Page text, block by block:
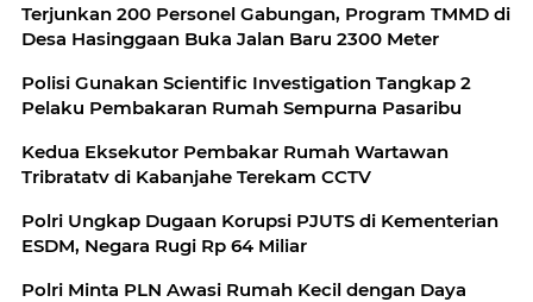
Terjunkan 200 Personel Gabungan, Program TMMD di
Desa Hasinggaan Buka Jalan Baru 2300 Meter
Polisi Gunakan Scientific Investigation Tangkap 2
Pelaku Pembakaran Rumah Sempurna Pasaribu
Kedua Eksekutor Pembakar Rumah Wartawan
Tribratatv di Kabanjahe Terekam CCTV
Polri Ungkap Dugaan Korupsi PJUTS di Kementerian
ESDM, Negara Rugi Rp 64 Miliar
Polri Minta PLN Awasi Rumah Kecil dengan Daya